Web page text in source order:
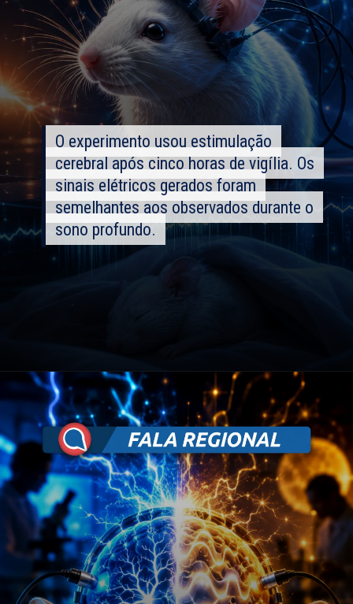
O experimento usou estimulação
cerebral após cinco horas de vigília. Os
sinais elétricos gerados foram
semelhantes aos observados durante o
sono profundo.
O experimento usou estimulação
cerebral após cinco horas de vigília. Os
sinais elétricos gerados foram
semelhantes aos observados durante o
sono profundo.